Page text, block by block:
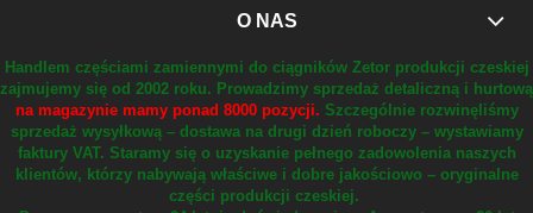
O NAS
Handlem częściami zamiennymi do ciągników Zetor produkcji czeskiej
zajmujemy się od 2002 roku. Prowadzimy sprzedaż detaliczną i hurtową
na magazynie mamy ponad 8000 pozycji. Szczególnie rozwinęliśmy
sprzedaż wysyłkową – dostawa na drugi dzień roboczy – wystawiamy
faktury VAT. Staramy się o uzyskanie pełnego zadowolenia naszych
klientów, którzy nabywają właściwe i dobre jakościowo – oryginalne
części produkcji czeskiej.